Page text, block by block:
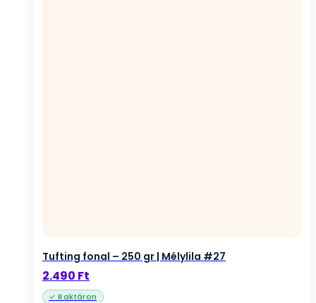
Tufting fonal – 250 gr | Mélylila #27
2.490 Ft